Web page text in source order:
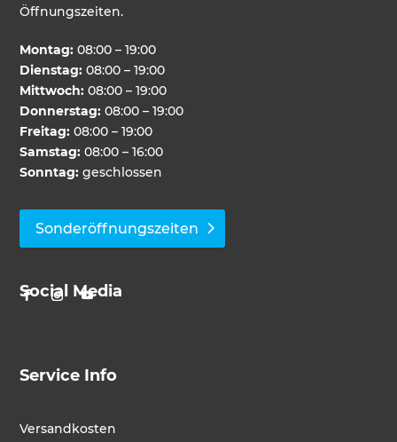
Öffnungszeiten.
Montag: 08:00 – 19:00
Dienstag: 08:00 – 19:00
Mittwoch: 08:00 – 19:00
Donnerstag: 08:00 – 19:00
Freitag: 08:00 – 19:00
Samstag: 08:00 – 16:00
Sonntag: geschlossen
Sonderöffnungszeiten
Social Media
Service Info
Versandkosten